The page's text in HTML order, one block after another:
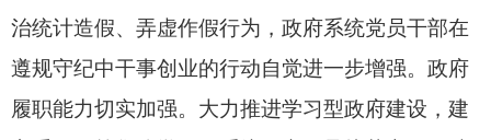
治统计造假、 弄虚作假行为， 政府系统党员干部在
遵规守纪中干事创业的行动自觉进一步增强。 政府
履职能力切实加强。 大力推进学习型政府建设， 建